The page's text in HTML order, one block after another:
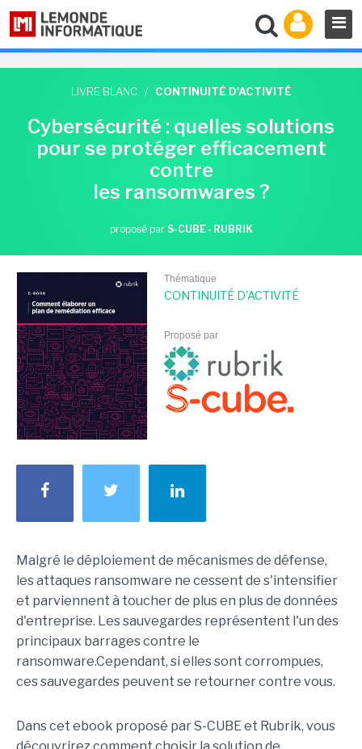
LIVRE BLANC / CONTINUITÉ D'ACTIVITÉ
Cybersécurité : quelles solutions
pour se protéger efficacement
contre
les ransomwares ?
proposé par S-CUBE - RUBRIK
Thématique
CONTINUITÉ D'ACTIVITÉ
Proposé par
Malgré le déploiement de mécanismes de défense,
les attaques ransomware ne cessent de s'intensifier
et parviennent à toucher de plus en plus de données
d'entreprise. Les sauvegardes représentent l'un des
principaux barrages contre le
ransomware.Cependant, si elles sont corrompues,
ces sauvegardes peuvent se retourner contre vous.
Dans cet ebook proposé par S-CUBE et Rubrik, vous